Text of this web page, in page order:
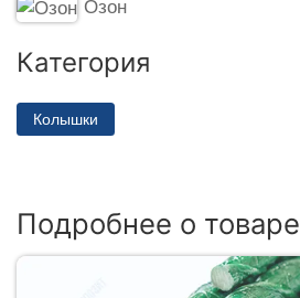
Озон
Категория
Колышки
Подробнее о товаре